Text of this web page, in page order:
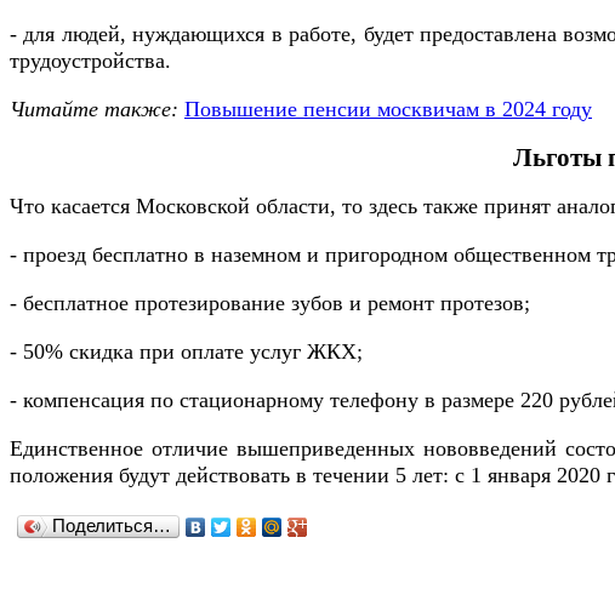
- для людей, нуждающихся в работе, будет предоставлена
трудоустройства.
Читайте также: Повышение пенсии москвичам в 2024 году
Льготы
Что касается Московской области, то здесь также принят
- проезд бесплатно в наземном и пригородном общественном
- бесплатное протезирование зубов и ремонт протезов;
- 50% скидка при оплате услуг ЖКХ;
- компенсация по стационарному телефону в размере 220
Единственное отличие вышеприведенных нововведений
положения будут действовать в течении 5 лет: с 1 января 2020
Поделиться…